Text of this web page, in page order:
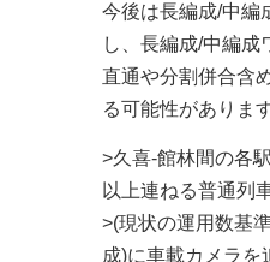
今後は長編成/中編
し、長編成/中編成
直通や分割併合含
る可能性があります
>久喜-館林間の各
以上連ねる普通列
>(現状の運用数基
成)に車載カメラを